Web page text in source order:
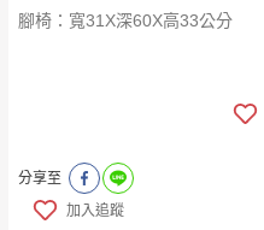
腳椅：寬31X深60X高33公分
分享至
加入追蹤